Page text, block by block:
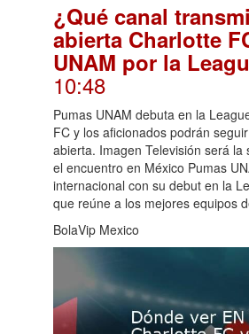
¿Qué canal
abierta Charlotte
UNAM por la
10:48
Pumas UNAM debuta en la
FC y los aficionados podrán
abierta. Imagen Televisión será
el encuentro en México Pumas
internacional con su debut en la
que reúne a los mejores equipos
BolaVip Mexico